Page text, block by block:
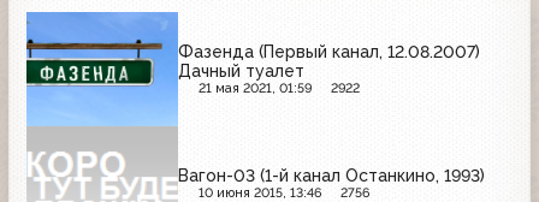
Фазенда (Первый канал, 12.08.2007)
Дачный туалет
21 мая 2021, 01:59 2922
Вагон-03 (1-й канал Останкино, 1993)
10 июня 2015, 13:46 2756